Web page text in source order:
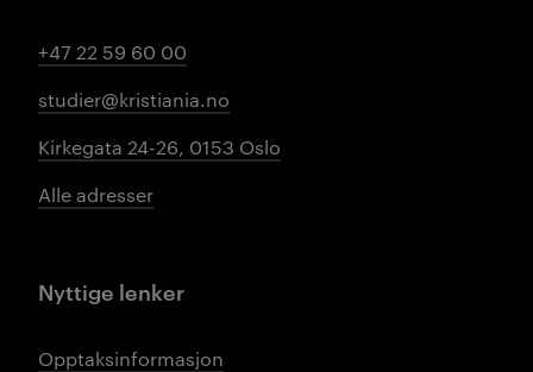
+47 22 59 60 00
studier@kristiania.no
Kirkegata 24-26, 0153 Oslo
Alle adresser
Nyttige lenker
Opptaksinformasjon